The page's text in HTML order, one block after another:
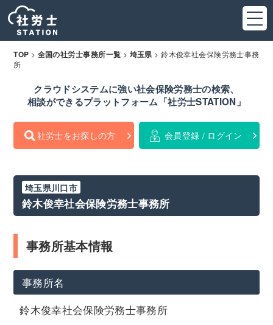
TOP > 全国の社労士事務所一覧 > 埼玉県 >鈴木俊幸社会保険労務士事務
所
クラウドシステムに強い社会保険労務士の検索、
相談ができるプラットフォーム「社労士STATION」
社労士をお探しの方 会員登録 / ログイン
埼玉県川口市
鈴木俊幸社会保険労務士事務所
事務所基本情報
事務所名
鈴木俊幸社会保険労務士事務所